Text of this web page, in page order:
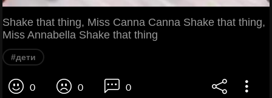
Shake that thing, Miss Canna Canna Shake that thing,
Miss Annabella Shake that thing
#дети
0 0 0